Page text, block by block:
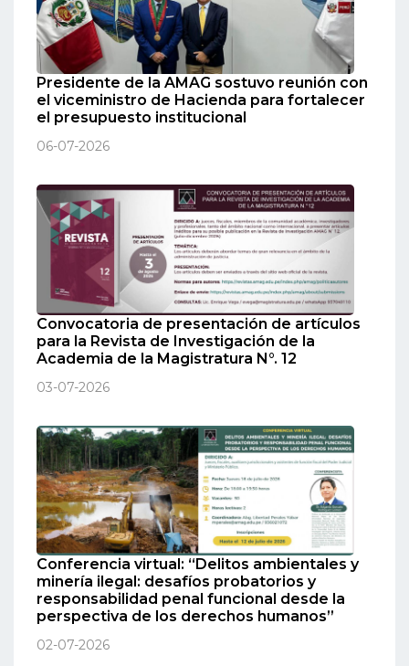
Presidente de la AMAG sostuvo reunión con
el viceministro de Hacienda para fortalecer
el presupuesto institucional
06-07-2026
Convocatoria de presentación de artículos
para la Revista de Investigación de la
Academia de la Magistratura N°. 12
03-07-2026
Conferencia virtual: “Delitos ambientales y
minería ilegal: desafíos probatorios y
responsabilidad penal funcional desde la
perspectiva de los derechos humanos”
02-07-2026